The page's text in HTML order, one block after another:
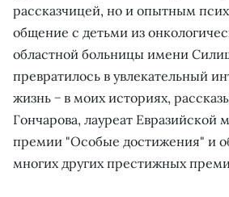
рассказчицей, но и опытным
общение с детьми из
областной больницы имени
превратилось в увлекательный
жизнь − в моих историях,
Гончарова, лауреат Евразийской
премии "Особые достижения" и
многих других престижных